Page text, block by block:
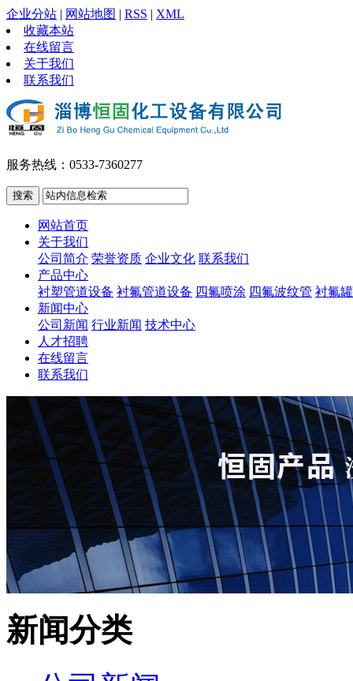
企业分站 | 网站地图 | RSS | XML
收藏本站
在线留言
关于我们
联系我们
服务热线：0533-7360277
网站首页
关于我们
公司简介 荣誉资质 企业文化 联系我们
产品中心
衬塑管道设备 衬氟管道设备 四氟喷涂 四氟波纹管 衬氟罐
新闻中心
公司新闻 行业新闻 技术中心
人才招聘
在线留言
联系我们
新闻分类